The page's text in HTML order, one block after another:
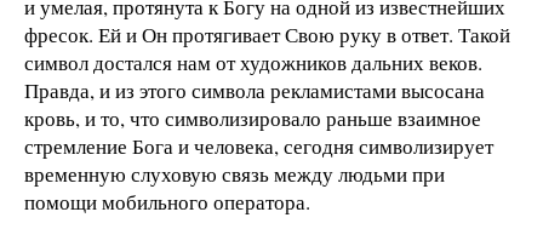
и умелая, протянута к Богу на одной из известнейших
фресок. Ей и Он протягивает Свою руку в ответ. Такой
символ достался нам от художников дальних веков.
Правда, и из этого символа рекламистами высосана
кровь, и то, что символизировало раньше взаимное
стремление Бога и человека, сегодня символизирует
временную слуховую связь между людьми при
помощи мобильного оператора.